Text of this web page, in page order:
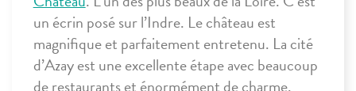
un écrin posé sur l’Indre. Le château est
magnifique et parfaitement entretenu. La cité
d’Azay est une excellente étape avec beaucoup
de restaurants et énormément de charme.